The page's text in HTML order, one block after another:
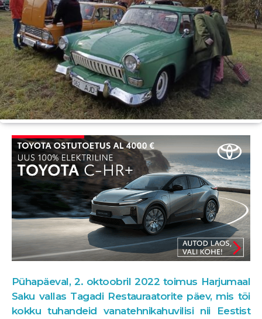
Pühapäeval, 2. oktoobril 2022 toimus Harjumaal
Saku vallas Tagadi Restauraatorite päev, mis tõi
kokku tuhandeid vanatehnikahuvilisi nii Eestist